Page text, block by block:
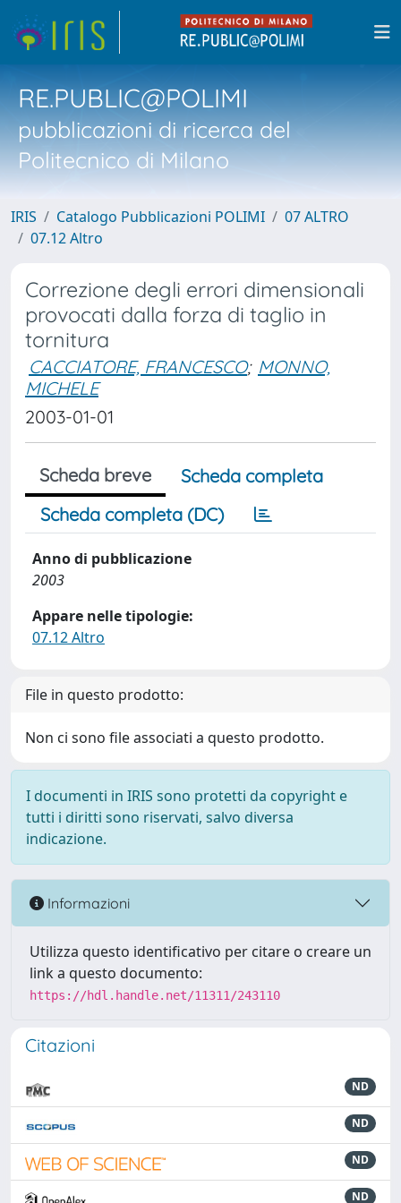
RE.PUBLIC@POLIMI
pubblicazioni di ricerca del
Politecnico di Milano
IRIS Catalogo Pubblicazioni POLIMI
07 ALTRO
07.12 Altro
Correzione degli errori dimensionali
provocati dalla forza di taglio in
tornitura
CACCIATORE, FRANCESCO; MONNO,
MICHELE
2003-01-01
Scheda breve
Scheda completa
Scheda completa (DC)
Anno di pubblicazione
2003
Appare nelle tipologie:
07.12 Altro
File in questo prodotto:
Non ci sono file associati a questo prodotto.
I documenti in IRIS sono protetti da copyright e
tutti i diritti sono riservati, salvo diversa
indicazione.
Informazioni
Utilizza questo identificativo per citare o creare un
link a questo documento:
https://hdl.handle.net/11311/243110
Citazioni
ND
ND
ND
ND